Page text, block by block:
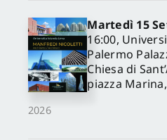
2026
Martedì 15
16:00,
Palermo
Chiesa di
piazza